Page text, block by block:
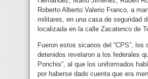
Roberto Alberto Valerio Franco, a
militares, en una casa de seguridad
localizada en la calle Zacatenco de
Fueron estos sicarios del “CPS”, los
detenidos revelaron a los federales
Ponchis”, al que los uniformados
por haberse dado cuenta que era